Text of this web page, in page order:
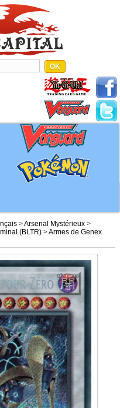
>Arsenal Mystérieux >
(BLTR) >Armes de Genex